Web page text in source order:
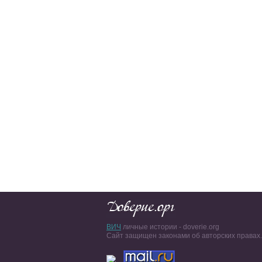
ВИЧ личные истории - doverie.org
Сайт защищен законами об авторских